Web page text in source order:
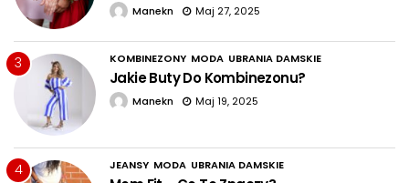
Manekn Maj 27, 2025
3 KOMBINEZONY MODA UBRANIA DAMSKIE
Jakie Buty Do Kombinezonu?
Manekn Maj 19, 2025
4 JEANSY MODA UBRANIA DAMSKIE